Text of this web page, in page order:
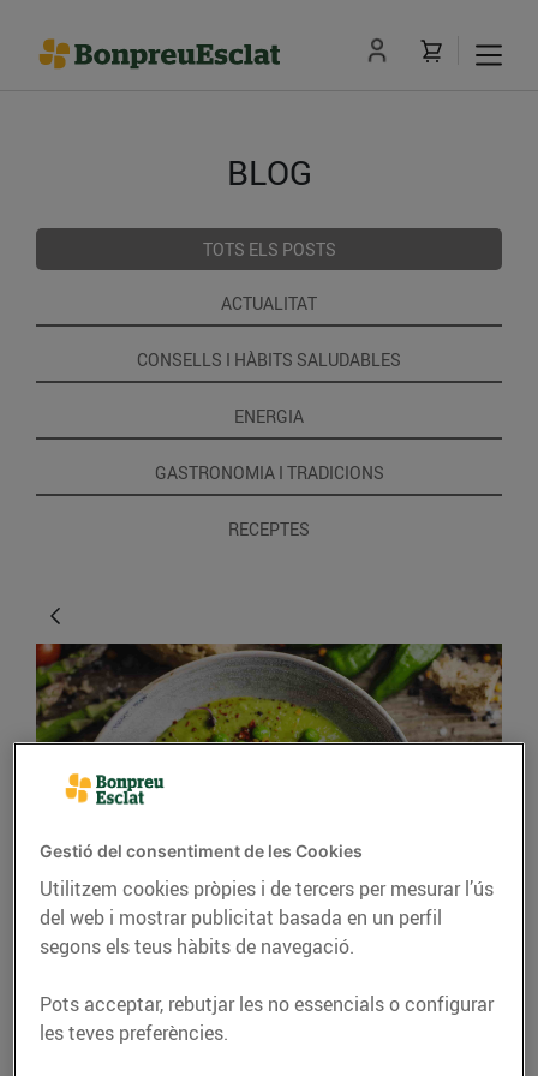
BLOG
TOTS ELS POSTS
ACTUALITAT
CONSELLS I HÀBITS SALUDABLES
ENERGIA
GASTRONOMIA I TRADICIONS
RECEPTES
CONSELLS I HÀBITS SALUDABLES
La primavera omple de
31/de març/2022
Gestió del consentiment de les Cookies
Utilitzem cookies pròpies i de tercers per mesurar l’ús
del web i mostrar publicitat basada en un perfil
segons els teus hàbits de navegació.
Pots acceptar, rebutjar les no essencials o configurar
les teves preferències.